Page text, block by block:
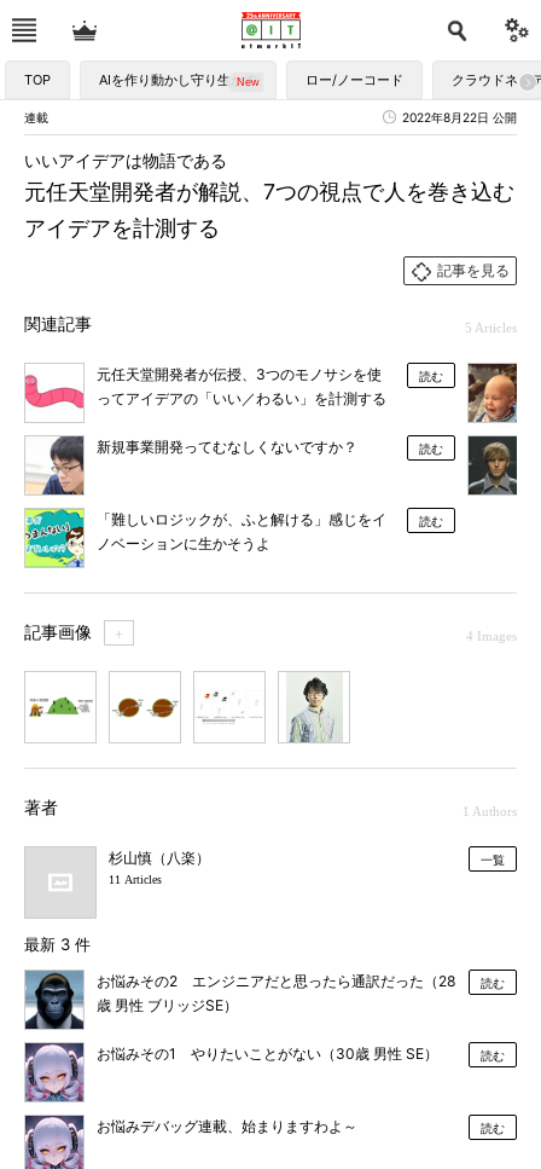
TOP AIを作り動かし守り生かす ロー/ノーコード クラウドネイ
連載 2022年8月22日 公開
元任天堂開発者が解説、7つの視点で人を巻き込む
アイデアを計測する
いいアイデアは物語である
記事を見る
関連記事 5 Articles
元任天堂開発者が伝授、3つのモノサシを使
ってアイデアの「いい／わるい」を計測する
読む
新規事業開発ってむなしくないですか？ 読む
「難しいロジックが、ふと解ける」感じをイ
ノベーションに生かそうよ
読む
記事画像 ＋ 4 Images
著者 1 Authors
杉山慎（八楽）
11 Articles
一覧
最新 3 件
お悩みその2 エンジニアだと思ったら通訳だった（28
歳 男性 ブリッジSE）
読む
お悩みその1 やりたいことがない（30歳 男性 SE） 読む
お悩みデバッグ連載、始まりますわよ～ 読む